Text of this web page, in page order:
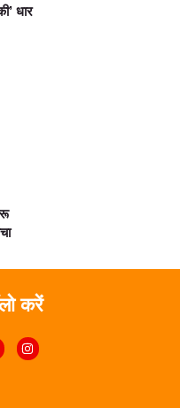
धार
करें